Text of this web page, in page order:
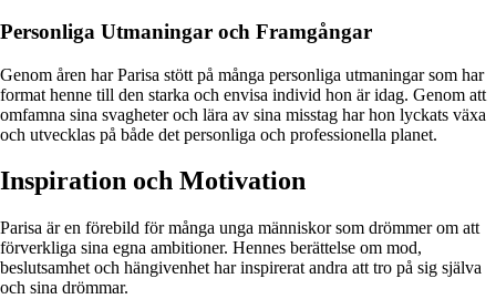
Personliga Utmaningar och Framgångar
Genom åren har Parisa stött på många personliga utmaningar som har
format henne till den starka och envisa individ hon är idag. Genom att
omfamna sina svagheter och lära av sina misstag har hon lyckats växa
och utvecklas på både det personliga och professionella planet.
Inspiration och Motivation
Parisa är en förebild för många unga människor som drömmer om att
förverkliga sina egna ambitioner. Hennes berättelse om mod,
beslutsamhet och hängivenhet har inspirerat andra att tro på sig själva
och sina drömmar.